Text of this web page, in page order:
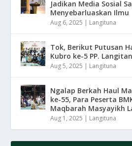
Jadikan Media Sosial
Menyebarluaskan Ilmu
Aug 6, 2025 | Langituna
Tok, Berikut Putusan
Kubro ke-5 PP.
Aug 5, 2025 | Langituna
Ngalap Berkah Haul
ke-55, Para Peserta
Maqbarah Masyayikh
Aug 1, 2025 | Langituna